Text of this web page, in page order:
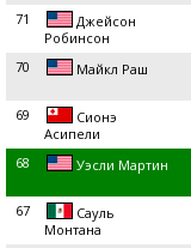
71
Джейсон
Робинсон
70 Майкл Раш
69
Сионэ
Асипели
68 Уэсли Мартин
67
Сауль
Монтана